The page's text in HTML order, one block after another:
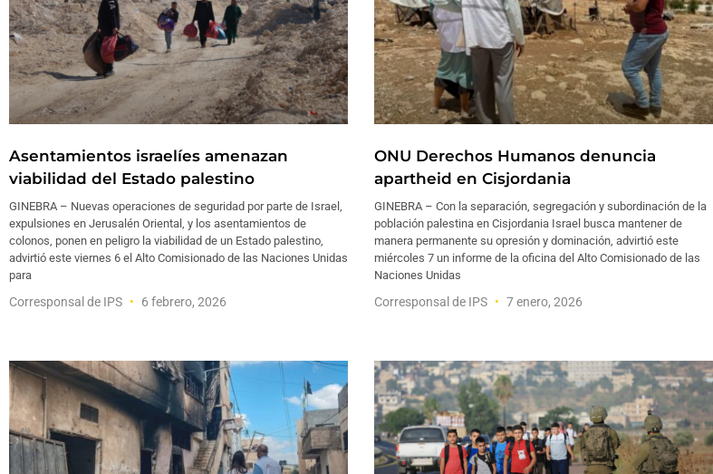
Asentamientos israelíes amenazan
viabilidad del Estado palestino
GINEBRA – Nuevas operaciones de seguridad por parte de Israel,
expulsiones en Jerusalén Oriental, y los asentamientos de
colonos, ponen en peligro la viabilidad de un Estado palestino,
advirtió este viernes 6 el Alto Comisionado de las Naciones Unidas
para
Corresponsal de IPS 6 febrero, 2026
ONU Derechos Humanos denuncia
apartheid en Cisjordania
GINEBRA – Con la separación, segregación y subordinación de la
población palestina en Cisjordania Israel busca mantener de
manera permanente su opresión y dominación, advirtió este
miércoles 7 un informe de la oficina del Alto Comisionado de las
Naciones Unidas
Corresponsal de IPS 7 enero, 2026